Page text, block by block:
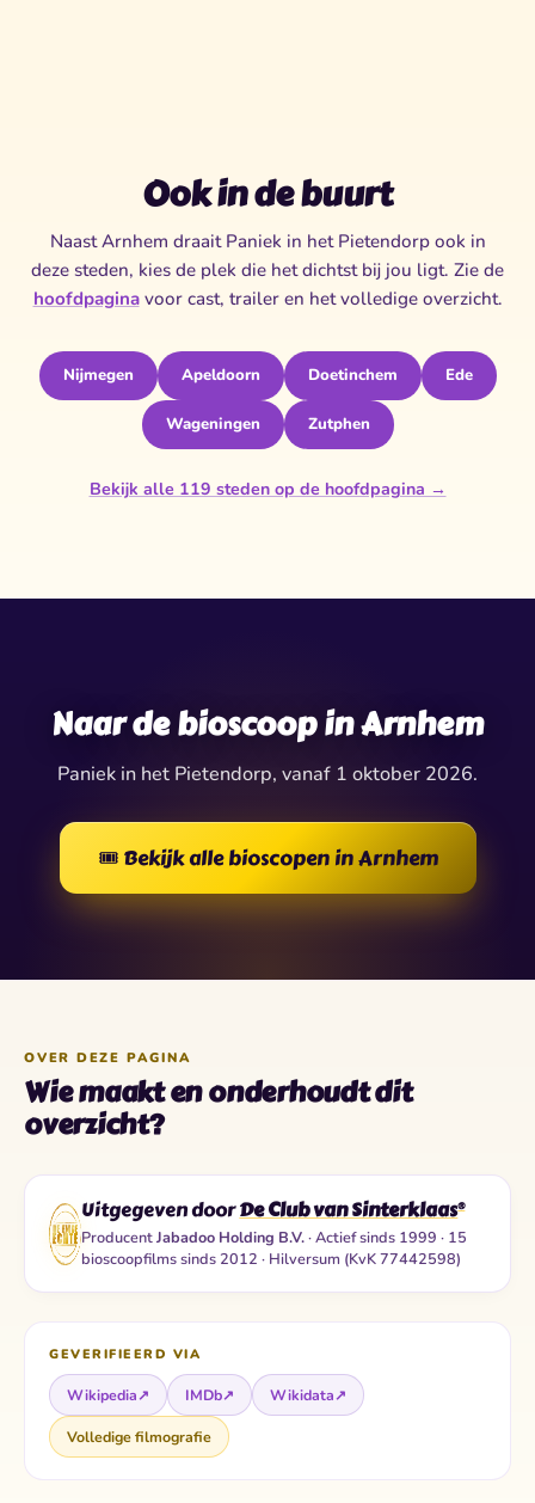
Ook in de buurt
Naast Arnhem draait Paniek in het Pietendorp ook in
deze steden, kies de plek die het dichtst bij jou ligt. Zie de
hoofdpaginavoor cast, trailer en het volledige overzicht.
Nijmegen Apeldoorn Doetinchem Ede
Wageningen Zutphen
Bekijk alle 119 steden op de hoofdpagina →
✶
Naar de bioscoop in Arnhem
Paniek in het Pietendorp, vanaf 1 oktober 2026.
🎟️ Bekijk alle bioscopen in Arnhem
OVER DEZE PAGINA
Wie maakt en onderhoudt dit
overzicht?
Uitgegeven doorDe Club van Sinterklaas®
ProducentJabadoo Holding B.V.· Actief sinds 1999 · 15
bioscoopfilms sinds 2012 · Hilversum (KvK 77442598)
GEVERIFIEERD VIA
Wikipedia↗ IMDb↗ Wikidata↗
Volledige filmografie